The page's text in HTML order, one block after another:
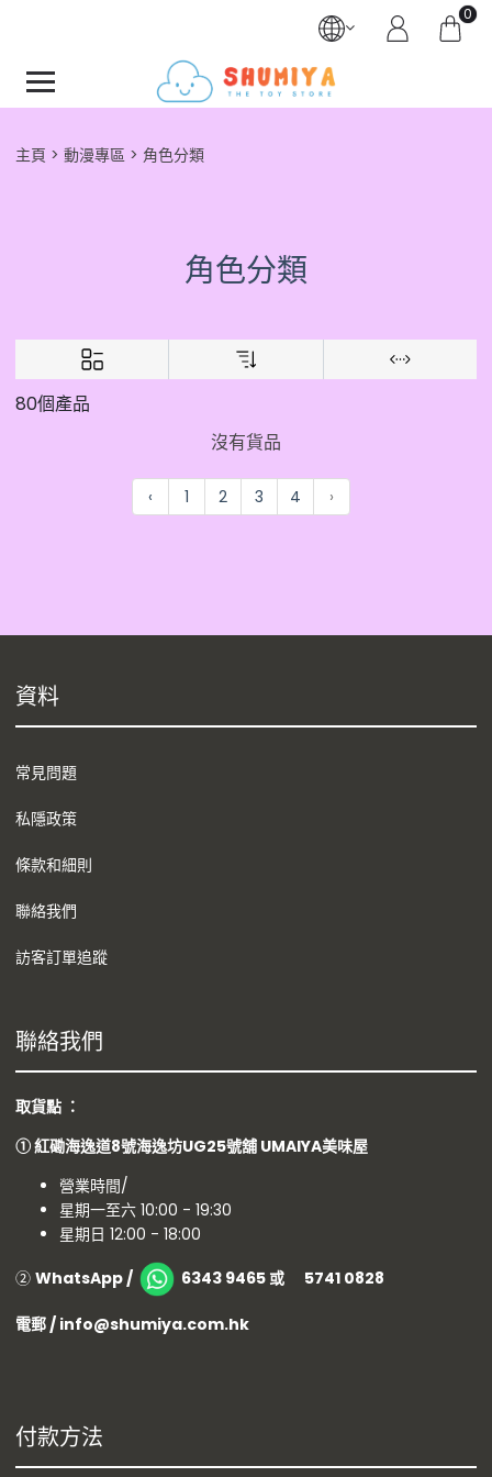
0
主頁 動漫專區 角色分類
角色分類
80個產品
沒有貨品
‹ 1 2 3 4 ›
資料
常見問題
私隱政策
條款和細則
聯絡我們
訪客訂單追蹤
聯絡我們
取貨點 ：
①紅磡海逸道8號海逸坊UG25號舖 UMAIYA美味屋
營業時間/
星期一至六 10:00 - 19:30
星期日 12:00 - 18:00
② WhatsApp / 6343 9465 或 5741 0828
電郵 / info@shumiya.com.hk
付款方法